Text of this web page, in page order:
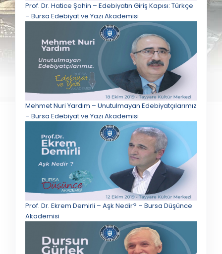
Prof. Dr. Hatice Şahin – Edebiyatın Giriş Kapısı: Türkçe
– Bursa Edebiyat ve Yazı Akademisi
Mehmet Nuri Yardım – Unutulmayan Edebiyatçılarımız
– Bursa Edebiyat ve Yazı Akademisi
Prof. Dr. Ekrem Demirli – Aşk Nedir? – Bursa Düşünce
Akademisi